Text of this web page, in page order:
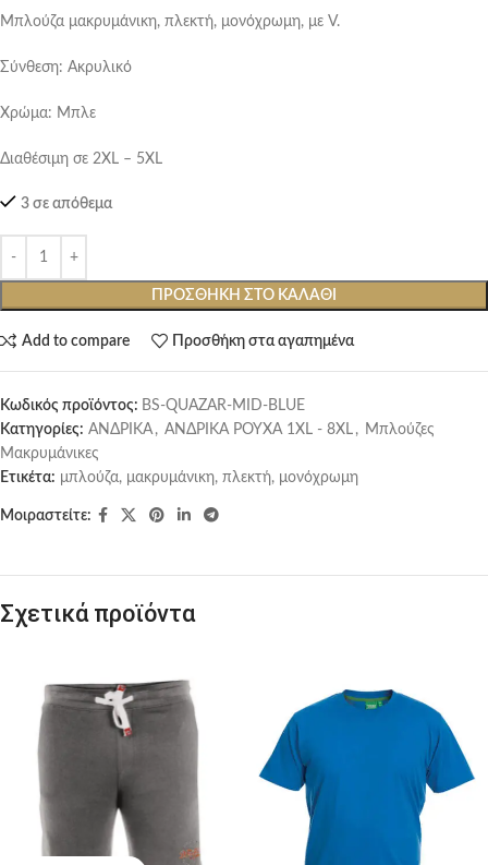
Μπλούζα μακρυμάνικη, πλεκτή, μονόχρωμη, με V.
Σύνθεση: Ακρυλικό
Χρώμα: Μπλε
Διαθέσιμη σε 2XL – 5XL
3 σε απόθεμα
ΠΡΟΣΘΉΚΗ ΣΤΟ ΚΑΛΆΘΙ
Add to compare Προσθήκη στα αγαπημένα
Κωδικός προϊόντος: BS-QUAZAR-MID-BLUE
Κατηγορίες: ΑΝΔΡΙΚΑ , ΑΝΔΡΙΚΑ ΡΟΥΧΑ 1XL - 8XL , Μπλούζες
Μακρυμάνικες
Ετικέτα: μπλούζα, μακρυμάνικη, πλεκτή, μονόχρωμη
Μοιραστείτε:
Σχετικά προϊόντα